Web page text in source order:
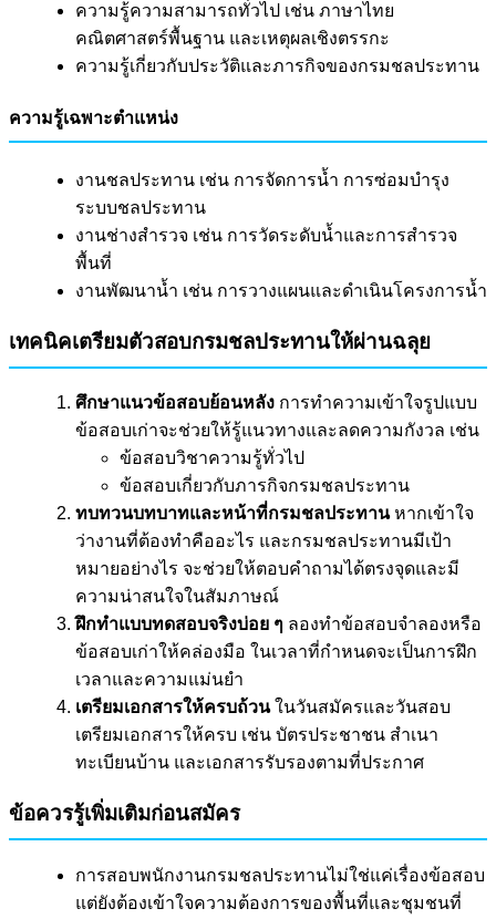
ความรู้ความสามารถทั่วไป เช่น ภาษาไทย
คณิตศาสตร์พื้นฐาน และเหตุผลเชิงตรรกะ
ความรู้เกี่ยวกับประวัติและภารกิจของกรมชลประทาน
ความรู้เฉพาะตำแหน่ง
งานชลประทาน เช่น การจัดการน้ำ การซ่อมบำรุง
ระบบชลประทาน
งานช่างสำรวจ เช่น การวัดระดับน้ำและการสำรวจ
พื้นที่
งานพัฒนาน้ำ เช่น การวางแผนและดำเนินโครงการน้ำ
เทคนิคเตรียมตัวสอบกรมชลประทานให้ผ่านฉลุย
ศึกษาแนวข้อสอบย้อนหลัง การทำความเข้าใจรูปแบบ
ข้อสอบเก่าจะช่วยให้รู้แนวทางและลดความกังวล เช่น
ข้อสอบวิชาความรู้ทั่วไป
ข้อสอบเกี่ยวกับภารกิจกรมชลประทาน
ทบทวนบทบาทและหน้าที่กรมชลประทานหากเข้าใจ
ว่างานที่ต้องทำคืออะไร และกรมชลประทานมีเป้า
หมายอย่างไร จะช่วยให้ตอบคำถามได้ตรงจุดและมี
ความน่าสนใจในสัมภาษณ์
ฝึกทำแบบทดสอบจริงบ่อย ๆ ลองทำข้อสอบจำลองหรือ
ข้อสอบเก่าให้คล่องมือ ในเวลาที่กำหนดจะเป็นการฝึก
เวลาและความแม่นยำ
เตรียมเอกสารให้ครบถ้วนในวันสมัครและวันสอบ
เตรียมเอกสารให้ครบ เช่น บัตรประชาชน สำเนา
ทะเบียนบ้าน และเอกสารรับรองตามที่ประกาศ
ข้อควรรู้เพิ่มเติมก่อนสมัคร
การสอบพนักงานกรมชลประทานไม่ใช่แค่เรื่องข้อสอบ
แต่ยังต้องเข้าใจความต้องการของพื้นที่และชุมชนที่